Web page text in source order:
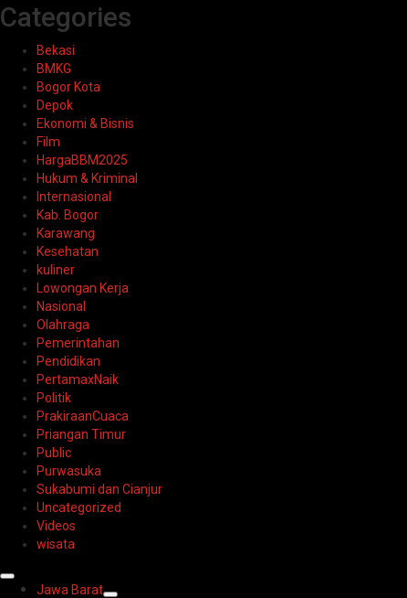
Categories
Bekasi
BMKG
Bogor Kota
Depok
Ekonomi & Bisnis
Film
HargaBBM2025
Hukum & Kriminal
Internasional
Kab. Bogor
Karawang
Kesehatan
kuliner
Lowongan Kerja
Nasional
Olahraga
Pemerintahan
Pendidikan
PertamaxNaik
Politik
PrakiraanCuaca
Priangan Timur
Public
Purwasuka
Sukabumi dan Cianjur
Uncategorized
Videos
wisata
PrimaryJawa Barat